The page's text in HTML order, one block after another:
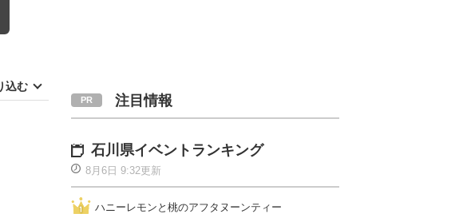
込む
注目情報
石川県イベントランキング
8月6日 9:32更新
ハニーレモンと桃のアフタヌーンティー